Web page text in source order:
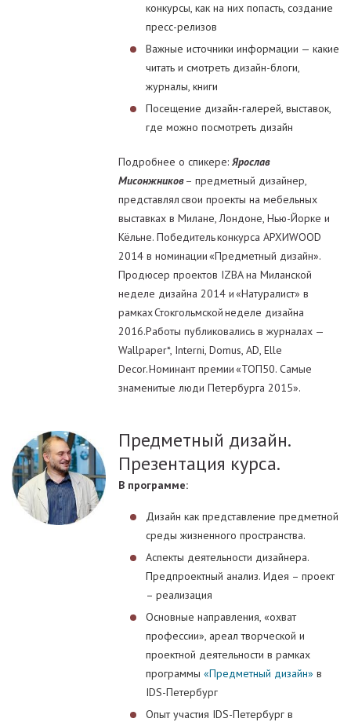
конкурсы, как на них попасть, создание
пресс-релизов
Важные источники информации — какие
читать и смотреть дизайн-блоги,
журналы, книги
Посещение дизайн-галерей, выставок,
где можно посмотреть дизайн
Подробнее о спикере: Ярослав
Мисонжников– предметный дизайнер,
представлял свои проекты на мебельных
выставках в Милане, Лондоне, Нью-Йорке и
Кёльне. Победитель конкурса АРХИWOOD
2014 в номинации «Предметный дизайн».
Продюсер проектов IZBA на Миланской
неделе дизайна 2014 и «Натуралист» в
рамках Стокгольмской неделе дизайна
2016.Работы публиковались в журналах —
Wallpaper*, Interni, Domus, AD, Elle
Decor. Номинант премии «ТОП50. Самые
знаменитые люди Петербурга 2015».
Предметный дизайн.
Презентация курса.
В программе:
Дизайн как представление предметной
среды жизненного пространства.
Аспекты деятельности дизайнера.
Предпроектный анализ. Идея – проект
– реализация
Основные направления, «охват
профессии», ареал творческой и
проектной деятельности в рамках
программы «Предметный дизайн» в
IDS-Петербург
Опыт участия IDS-Петербург в